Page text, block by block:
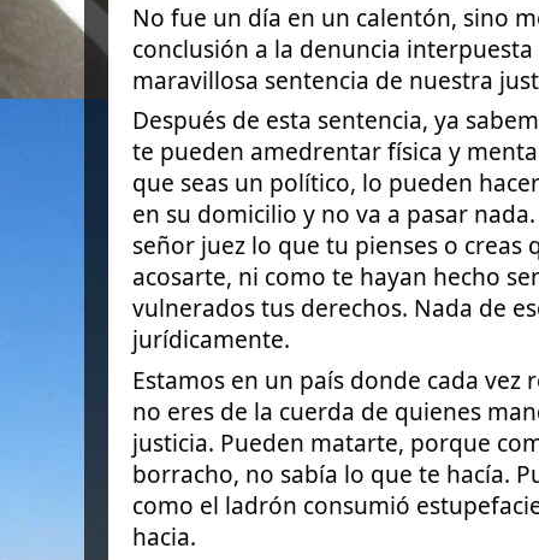
No fue un día en un calentón, sino
conclusión a la denuncia
maravillosa sentencia de nuestra
Después de esta sentencia, ya
te pueden amedrentar física y
que seas un político, lo pueden
en su domicilio y no va a pasar
señor juez lo que tu pienses o creas
acosarte, ni como te hayan hecho
vulnerados tus derechos. Nada de
jurídicamente.
Estamos en un país donde cada vez
no eres de la cuerda de quienes
justicia. Pueden matarte, porque
borracho, no sabía lo que te hacía.
como el ladrón consumió
hacia.